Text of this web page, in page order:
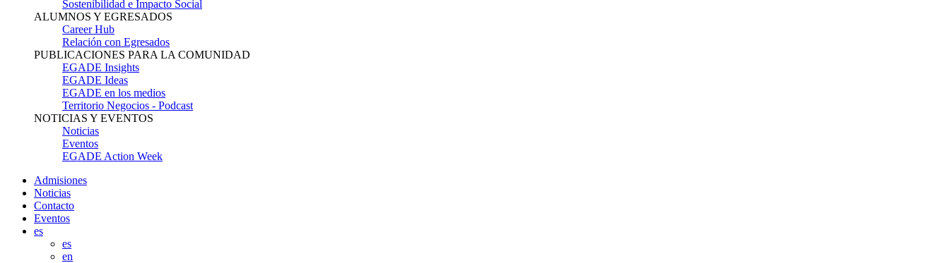
Sostenibilidad e Impacto Social
ALUMNOS Y EGRESADOS
Career Hub
Relación con Egresados
PUBLICACIONES PARA LA COMUNIDAD
EGADE Insights
EGADE Ideas
EGADE en los medios
Territorio Negocios - Podcast
NOTICIAS Y EVENTOS
Noticias
Eventos
EGADE Action Week
Admisiones
Noticias
Contacto
Eventos
es
es
en